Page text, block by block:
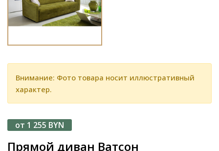
Внимание: Фото товара носит иллюстративный
характер.
от 1 255 BYN
Прямой диван Ватсон